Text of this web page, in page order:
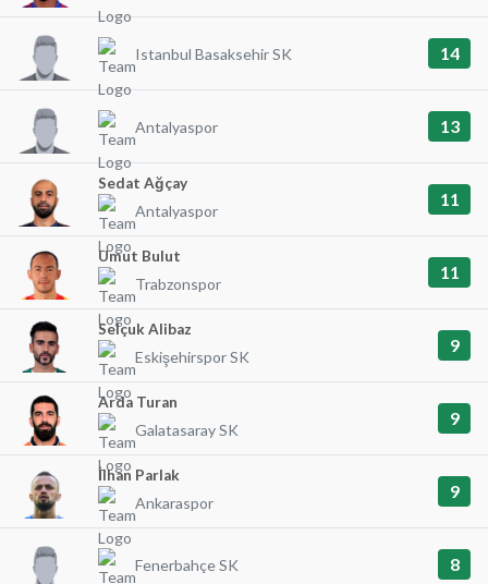
Istanbul Basaksehir SK 14
Antalyaspor 13
Sedat Ağçay
Antalyaspor
11
Umut Bulut
Trabzonspor
11
Selçuk Alibaz
Eskişehirspor SK
9
Arda Turan
Galatasaray SK
9
İlhan Parlak
Ankaraspor
9
Fenerbahçe SK 8